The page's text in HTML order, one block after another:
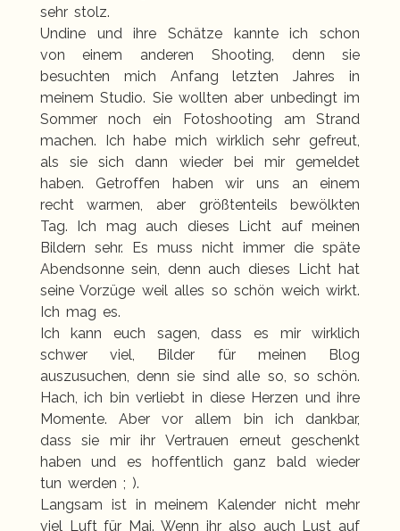
sehr stolz.
Undine und ihre Schätze kannte ich schon
von einem anderen Shooting, denn sie
besuchten mich Anfang letzten Jahres in
meinem Studio. Sie wollten aber unbedingt im
Sommer noch ein Fotoshooting am Strand
machen. Ich habe mich wirklich sehr gefreut,
als sie sich dann wieder bei mir gemeldet
haben. Getroffen haben wir uns an einem
recht warmen, aber größtenteils bewölkten
Tag. Ich mag auch dieses Licht auf meinen
Bildern sehr. Es muss nicht immer die späte
Abendsonne sein, denn auch dieses Licht hat
seine Vorzüge weil alles so schön weich wirkt.
Ich mag es.
Ich kann euch sagen, dass es mir wirklich
schwer viel, Bilder für meinen Blog
auszusuchen, denn sie sind alle so, so schön.
Hach, ich bin verliebt in diese Herzen und ihre
Momente. Aber vor allem bin ich dankbar,
dass sie mir ihr Vertrauen erneut geschenkt
haben und es hoffentlich ganz bald wieder
tun werden ; ).
Langsam ist in meinem Kalender nicht mehr
viel Luft für Mai. Wenn ihr also auch Lust auf